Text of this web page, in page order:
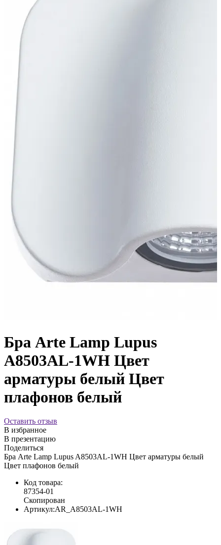
Бра Arte Lamp Lupus
A8503AL-1WH Цвет
арматуры белый Цвет
плафонов белый
Оставить отзыв
В избранное
В презентацию
Поделиться
Бра Arte Lamp Lupus A8503AL-1WH Цвет арматуры белый
Цвет плафонов белый
Код товара:
87354-01
Скопирован
Артикул:AR_A8503AL-1WH